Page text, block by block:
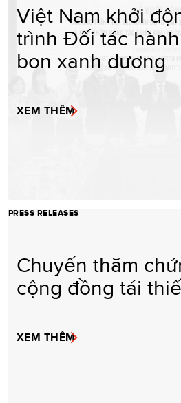
Việt Nam khởi
trình Đối tác
bon xanh dương
XEM THÊM
PRESS RELEASES
Chuyến thăm
cộng đồng tái
XEM THÊM